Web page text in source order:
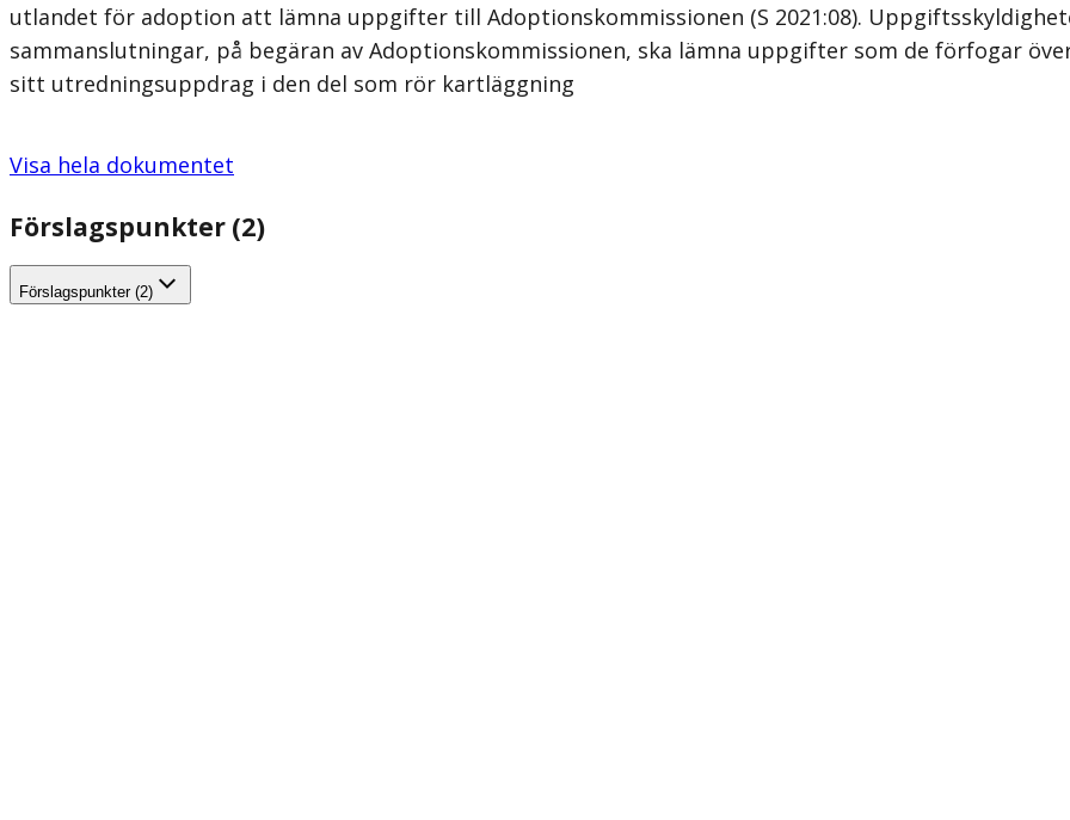
utlandet för adoption att lämna uppgifter till Adoptionskommissionen (S 2021:08).
sammanslutningar, på begäran av Adoptionskommissionen, ska lämna uppgifter som de förfogar
sitt utredningsuppdrag i den del som rör kartläggning
Visa hela dokumentet
Förslagspunkter (2)
Förslagspunkter (2)